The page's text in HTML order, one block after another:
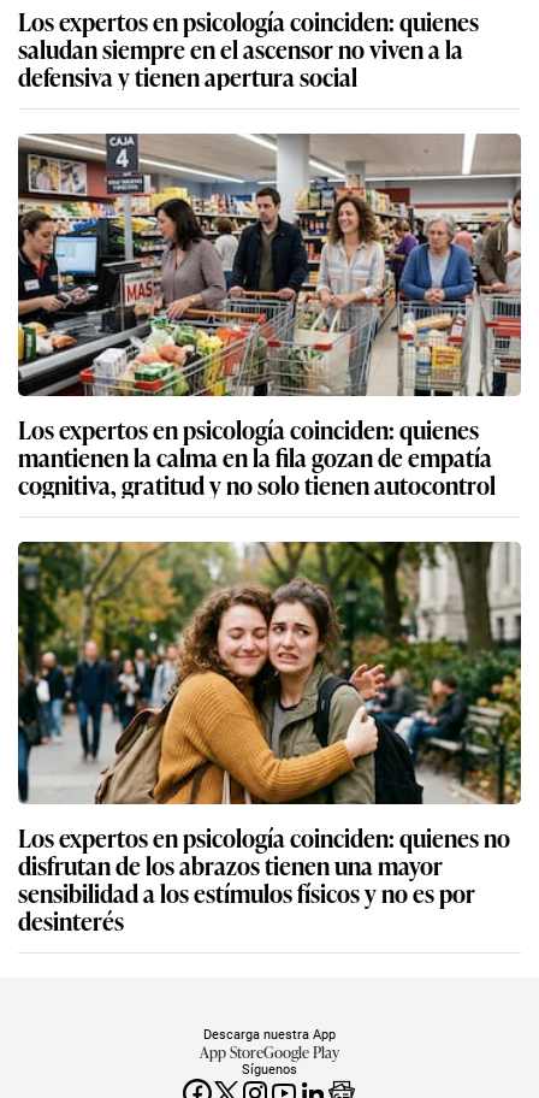
Los expertos en psicología coinciden: quienes
saludan siempre en el ascensor no viven a la
defensiva y tienen apertura social
Los expertos en psicología coinciden: quienes
mantienen la calma en la fila gozan de empatía
cognitiva, gratitud y no solo tienen autocontrol
Los expertos en psicología coinciden: quienes no
disfrutan de los abrazos tienen una mayor
sensibilidad a los estímulos físicos y no es por
desinterés
Síguenos
Descarga nuestra App
App StoreGoogle Play